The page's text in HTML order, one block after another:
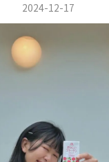
2024-12-17